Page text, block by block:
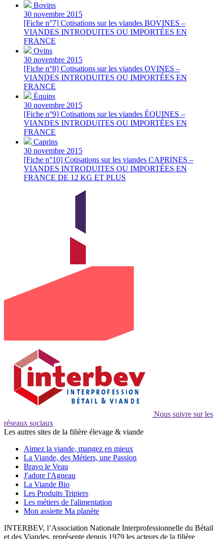
Bovins
30 novembre 2015
[Fiche n°7] Cotisations sur les viandes BOVINES –
VIANDES INTRODUITES OU IMPORTÉES EN
FRANCE
Ovins
30 novembre 2015
[Fiche n°8] Cotisations sur les viandes OVINES –
VIANDES INTRODUITES OU IMPORTÉES EN
FRANCE
Équins
30 novembre 2015
[Fiche n°9] Cotisations sur les viandes ÉQUINES –
VIANDES INTRODUITES OU IMPORTÉES EN
FRANCE
Caprins
30 novembre 2015
[Fiche n°10] Cotisations sur les viandes CAPRINES –
VIANDES INTRODUITES OU IMPORTÉES EN
FRANCE DE 12 KG ET PLUS
Nous suivre sur les
réseaux sociaux
Les autres sites de la filière élevage & viande
Aimez la viande, mangez en mieux
La Viande, des Métiers, une Passion
Bravo le Veau
J'adore l'Agneau
La Viande Bio
Les Produits Tripiers
Les métiers de l'alimentation
Mon assiette Ma planète
INTERBEV, l’Association Nationale Interprofessionnelle du Bétail
et des Viandes, représente depuis 1979 les acteurs de la filière